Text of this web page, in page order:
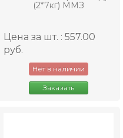
(2*7кг) ММЗ
Цена за шт. : 557.00
руб.
Нет в наличии
Заказать